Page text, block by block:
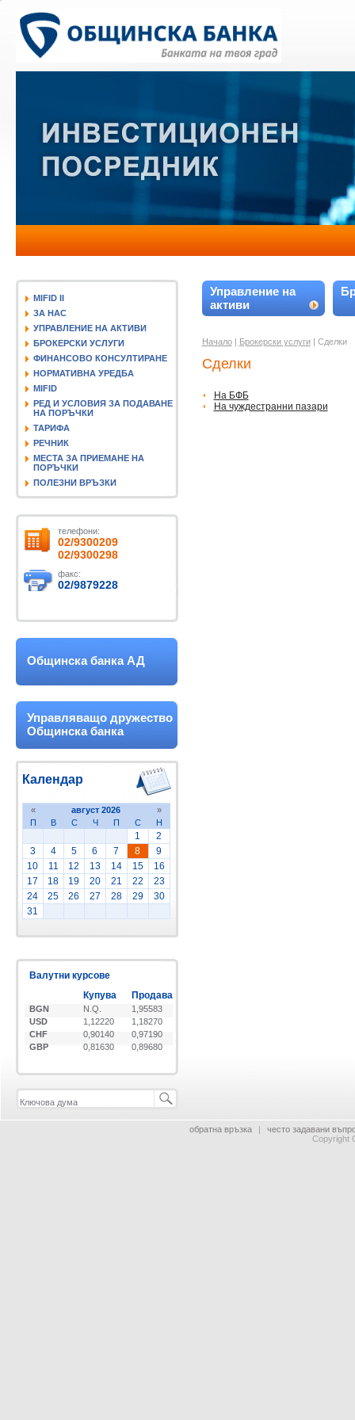
MIFID II
ЗА НАС
УПРАВЛЕНИЕ НА АКТИВИ
БРОКЕРСКИ УСЛУГИ
ФИНАНСОВО КОНСУЛТИРАНЕ
НОРМАТИВНА УРЕДБА
MIFID
РЕД И УСЛОВИЯ ЗА ПОДАВАНЕ
НА ПОРЪЧКИ
ТАРИФА
РЕЧНИК
МЕСТА ЗА ПРИЕМАНЕ НА
ПОРЪЧКИ
ПОЛЕЗНИ ВРЪЗКИ
телефони:
02/9300209
02/9300298
факс:
02/9879228
Общинска банка АД
Управляващо дружество
Общинска банка
Календар
« август 2026
»
П
В С Ч П С Н
1
2
3
4 5 6 7 8
9
10
11 12 13 14 15
16
17
18 19 20 21 22
23
24
25 26 27 28 29
30
31
Валутни курсове
Купува
Продава
BGN N.Q.
1,95583
USD
1,12220
1,18270
CHF
0,90140
0,97190
GBP
0,81630 0,89680
Управление на
активи
Начало| Брокерски услуги| Сделки
Сделки
На БФБ
На чуждестранни пазари
обратна връзка |
често задавани
Copyright